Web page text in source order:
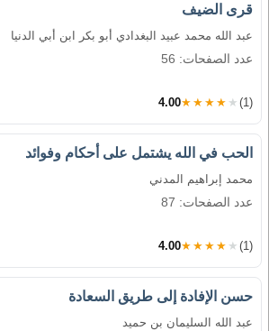
قرى الضيف
عبد الله محمد عبيد البغدادي أبو بكر ابن أبي الدنيا
عدد الصفحات: 56
4.00★★★★★ (1)
الحب في الله يشتمل على أحكام وفوائد
محمد إبراهيم المدني
عدد الصفحات: 87
4.00★★★★★ (1)
حسن الإفادة إلى طريق السعادة
عبد الله السليمان بن حميد